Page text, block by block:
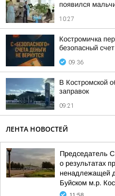
появился
10:27
Костромичка
безопасный счет
09:36
В Костромской
заправок
09:21
ЛЕНТА НОВОСТЕЙ
Председатель
о результатах
ненадлежащей
Буйском м.р.